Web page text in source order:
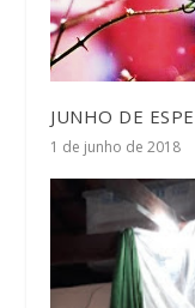
JUNHO DE
1 de junho de 2018